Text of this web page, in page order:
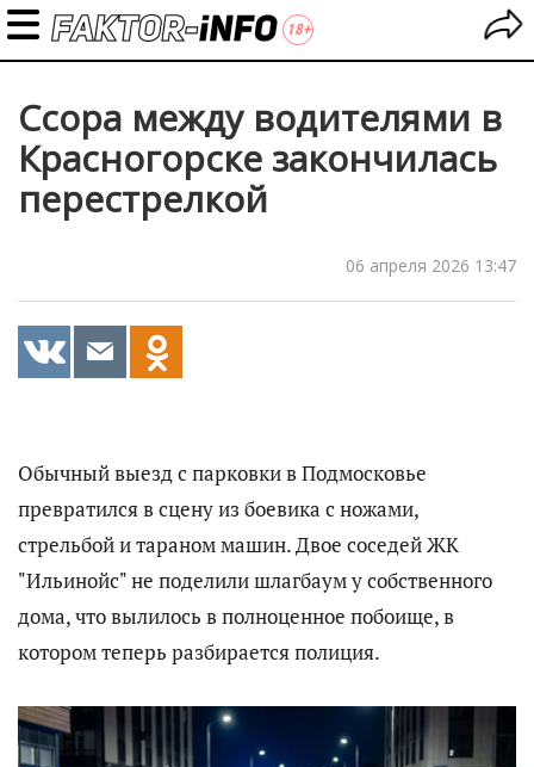
Ссора между водителями в
Красногорске закончилась
перестрелкой
06 апреля 2026 13:47
Обычный выезд с парковки в Подмосковье
превратился в сцену из боевика с ножами,
стрельбой и тараном машин. Двое соседей ЖК
"Ильинойс" не поделили шлагбаум у собственного
дома, что вылилось в полноценное побоище, в
котором теперь разбирается полиция.